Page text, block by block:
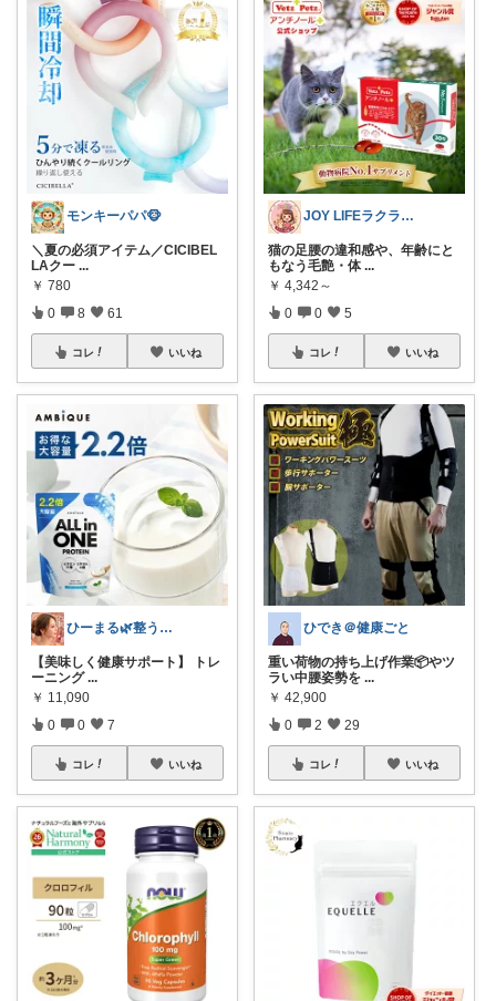
モンキーパパ🐵
＼夏の必須アイテム／CICIBEL
LAクー ...
￥ 780
0 8 61
コレ いいね
ひーまる🌿整う暮らしと成分美容
【美味しく健康サポート】 トレ
ーニング ...
￥ 11,090
0 0 7
コレ いいね
JOY LIFEラクラシ応援LAB
猫の足腰の違和感や、年齢にと
もなう毛艶・体 ...
￥ 4,342～
0 0 5
コレ いいね
ひでき＠健康ごと
重い荷物の持ち上げ作業📦やツ
ラい中腰姿勢を ...
￥ 42,900
0 2 29
コレ いいね